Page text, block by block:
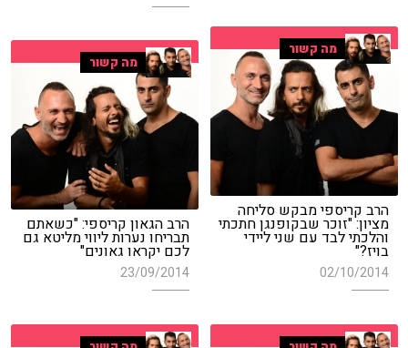
מה קשור
הרב קריספי מבקש סליחה
מציון: "זוכר שבקופנגן חתכתי
והלכתי לבד עם שני ליידי
בויז?"
02/10/2014
מה קשור
הרב הגאון קריספי: "כשאתם
תבריחו נערות ליווי מליטא גם
לכם יקראו גאונים"
23/09/2014